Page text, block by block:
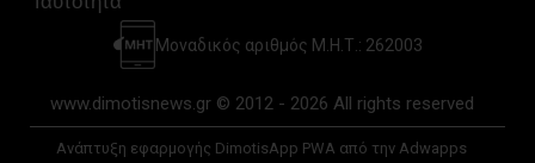
Μοναδικός αριθμός Μ.Η.Τ.: 262003
www.dimotisnews.gr © 2012 - 2026 All rights reserved
Ανάπτυξη εφαρμογής DimotisApp PWA από την Adwapps